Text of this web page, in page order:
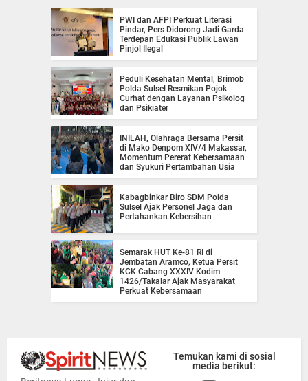
PWI dan AFPI Perkuat Literasi
Pindar, Pers Didorong Jadi Garda
Terdepan Edukasi Publik Lawan
Pinjol Ilegal
Peduli Kesehatan Mental, Brimob
Polda Sulsel Resmikan Pojok
Curhat dengan Layanan Psikolog
dan Psikiater
INILAH, Olahraga Bersama Persit
di Mako Denpom XIV/4 Makassar,
Momentum Pererat Kebersamaan
dan Syukuri Pertambahan Usia
Kabagbinkar Biro SDM Polda
Sulsel Ajak Personel Jaga dan
Pertahankan Kebersihan
Semarak HUT Ke-81 RI di
Jembatan Aramco, Ketua Persit
KCK Cabang XXXIV Kodim
1426/Takalar Ajak Masyarakat
Perkuat Kebersamaan
Temukan kami di sosial
media berikut: